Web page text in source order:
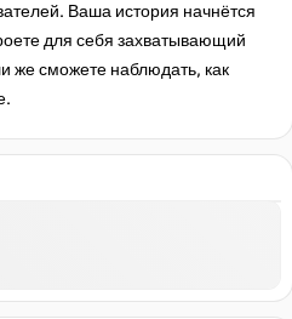
Ваша история начнётся
для себя захватывающий
же сможете наблюдать, как